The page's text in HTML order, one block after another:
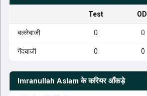
Test ODI
बल्लेबाजी 0 0
गेंदबाजी 0 0
Imranullah Aslam के करियर आँकड़े